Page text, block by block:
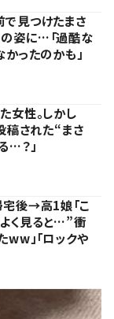
見つけたまさ
姿に…「過酷な
かったのかも」
女性。しかし
稿された“まさ
…？」
宅後→高1娘「こ
く見ると…”衝
」「ロックや